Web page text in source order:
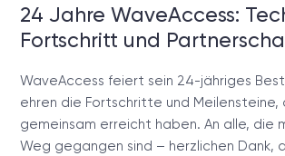
24 Jahre WaveAccess:
Fortschritt und
WaveAccess feiert sein 24-jähriges
ehren die Fortschritte und Meilensteine,
gemeinsam erreicht haben. An alle, die
Weg gegangen sind – herzlichen Dank,